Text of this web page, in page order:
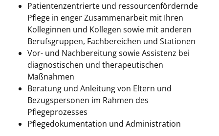
Patientenzentrierte und ressourcenfördernde
Pflege in enger Zusammenarbeit mit Ihren
Kolleginnen und Kollegen sowie mit anderen
Berufsgruppen, Fachbereichen und Stationen
Vor- und Nachbereitung sowie Assistenz bei
diagnostischen und therapeutischen
Maßnahmen
Beratung und Anleitung von Eltern und
Bezugspersonen im Rahmen des
Pflegeprozesses
Pflegedokumentation und Administration